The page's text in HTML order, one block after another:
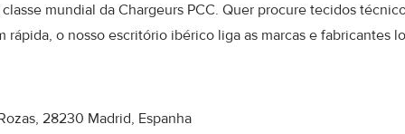
mundial da Chargeurs PCC. Quer procure tecidos
o nosso escritório ibérico liga as marcas e fabricantes
28230 Madrid, Espanha